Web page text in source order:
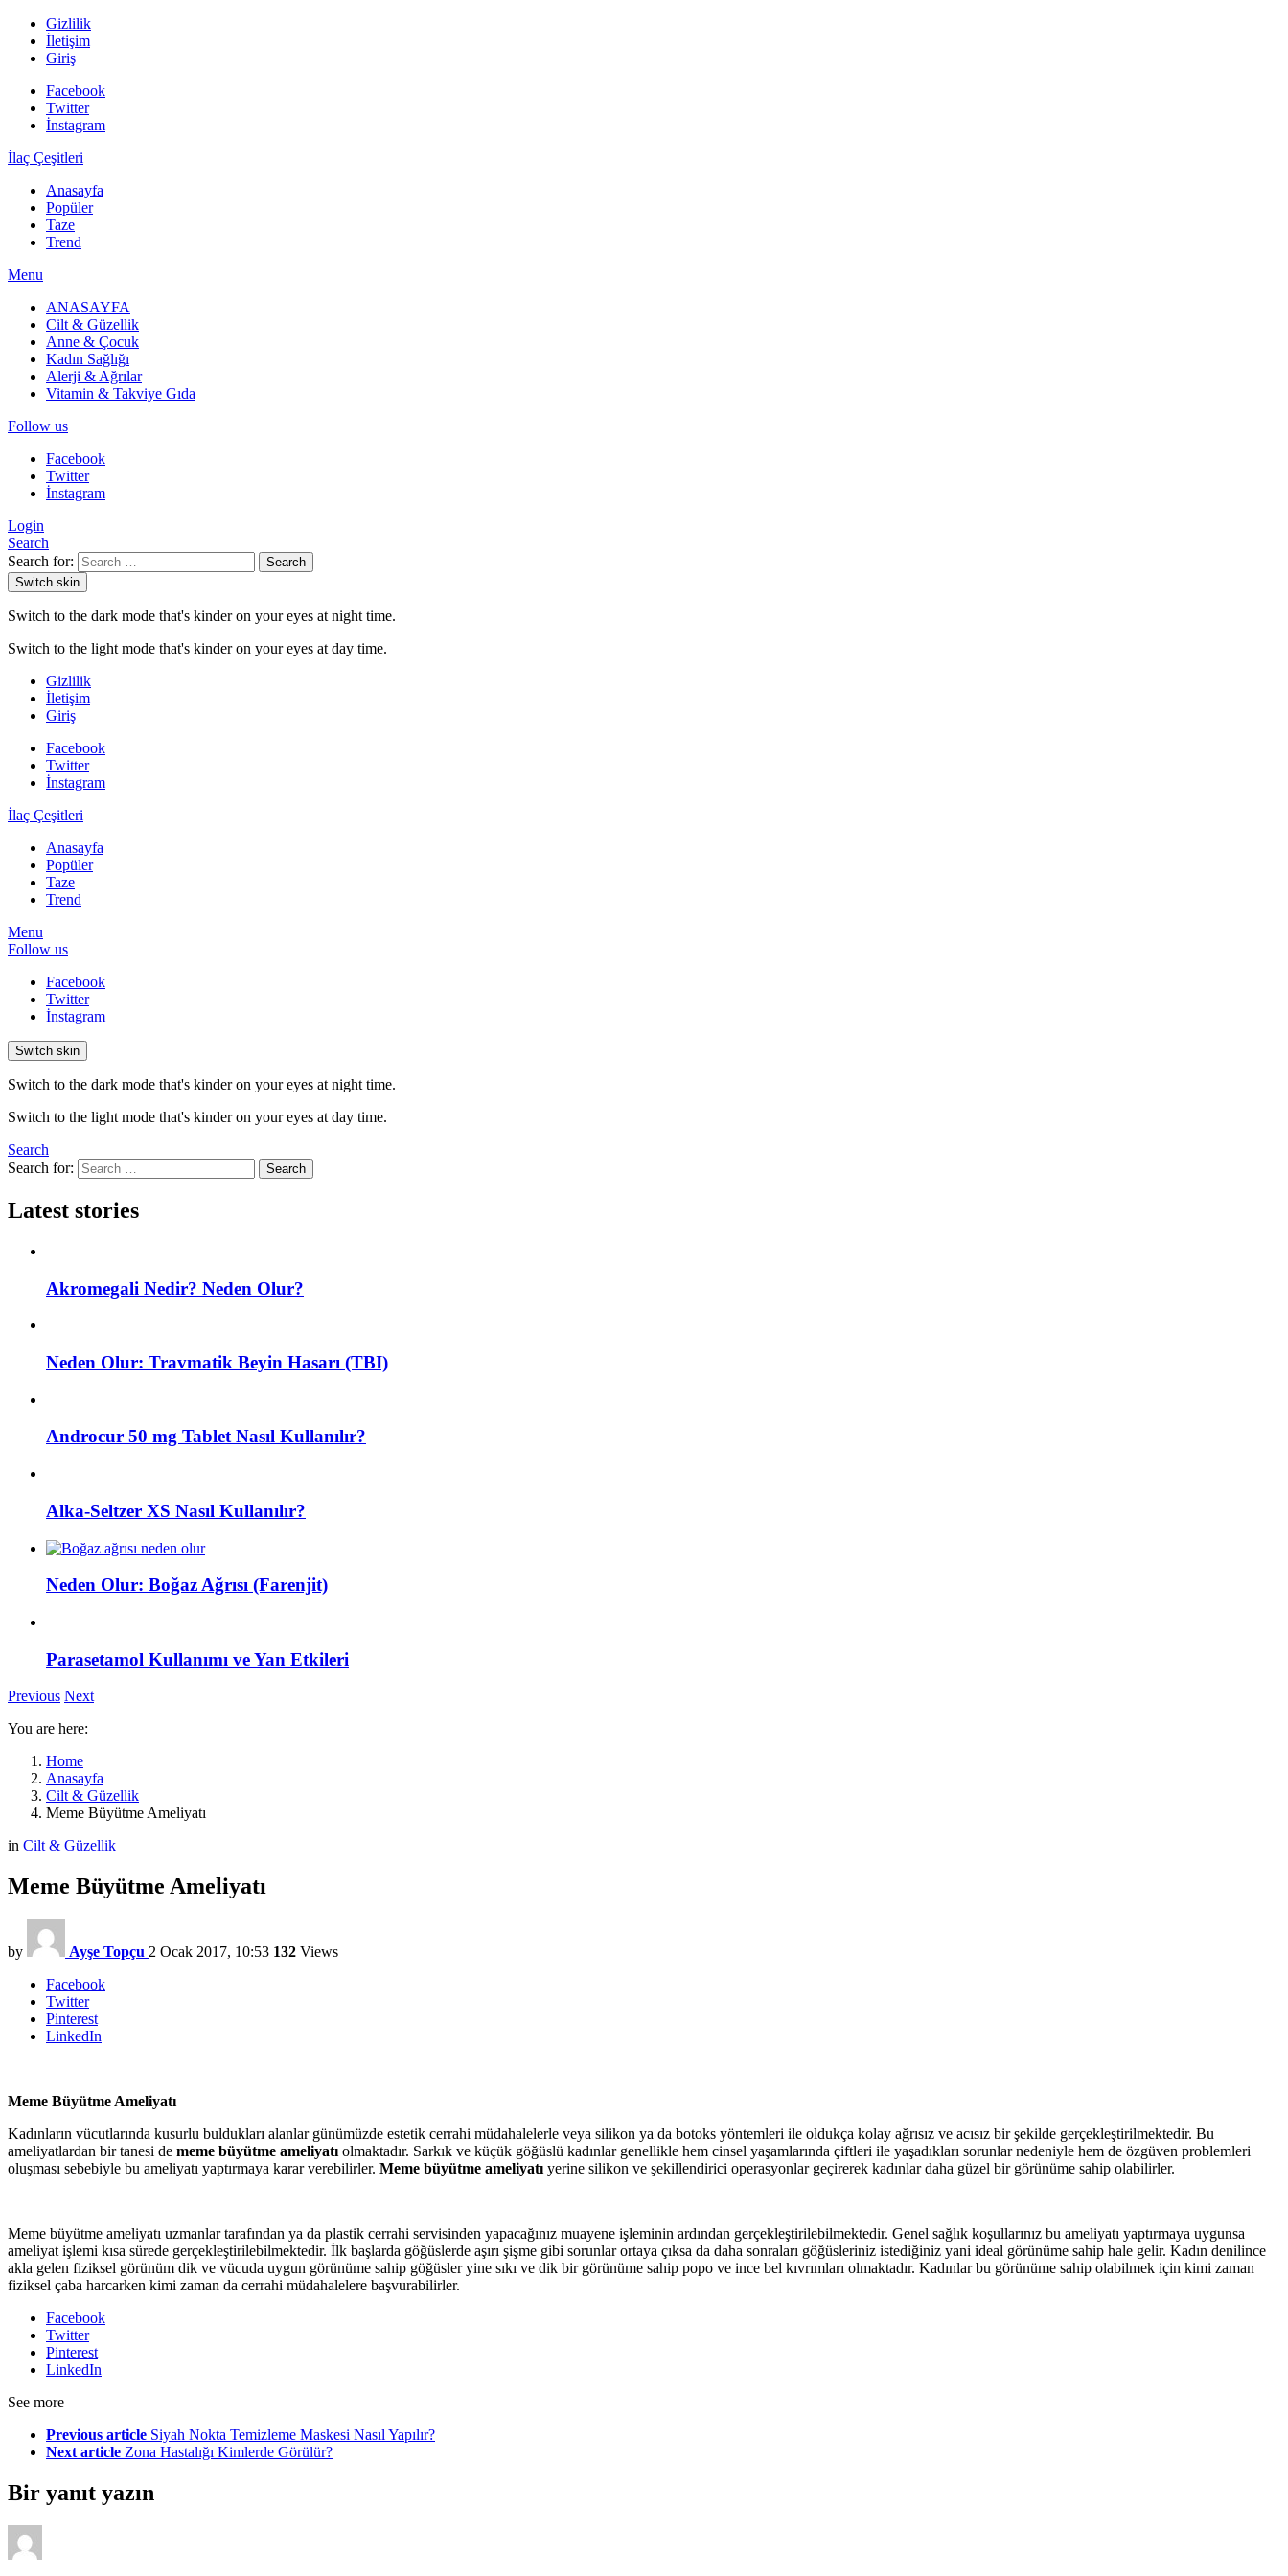
Gizlilik
İletişim
Giriş
Facebook
Twitter
İnstagram
İlaç Çeşitleri
Anasayfa
Popüler
Taze
Trend
Menu
ANASAYFA
Cilt & Güzellik
Anne & Çocuk
Kadın Sağlığı
Alerji & Ağrılar
Vitamin & Takviye Gıda
Follow us
Facebook
Twitter
İnstagram
Login
Search
Search for:
Search
Switch skin
Switch to the dark mode that's kinder on your eyes at night time.
Switch to the light mode that's kinder on your eyes at day time.
Gizlilik
İletişim
Giriş
Facebook
Twitter
İnstagram
İlaç Çeşitleri
Anasayfa
Popüler
Taze
Trend
Menu
Follow us
Facebook
Twitter
İnstagram
Switch skin
Switch to the dark mode that's kinder on your eyes at night time.
Switch to the light mode that's kinder on your eyes at day time.
Search
Search for:
Search
Latest stories
Akromegali Nedir? Neden Olur?
Neden Olur: Travmatik Beyin Hasarı (TBI)
Androcur 50 mg Tablet Nasıl Kullanılır?
Alka-Seltzer XS Nasıl Kullanılır?
Neden Olur: Boğaz Ağrısı (Farenjit)
Parasetamol Kullanımı ve Yan Etkileri
Previous Next
You are here:
Home
Anasayfa
Cilt & Güzellik
Meme Büyütme Ameliyatı
in Cilt & Güzellik
Meme Büyütme Ameliyatı
by Ayşe Topçu 2 Ocak 2017, 10:53 132 Views
Facebook
Twitter
Pinterest
LinkedIn
Meme Büyütme Ameliyatı
Kadınların vücutlarında kusurlu buldukları alanlar günümüzde estetik cerrahi müdahalelerle veya silikon ya da botoks yöntemleri ile oldukça kolay ağrısız ve acısız bir şekilde gerçekleştirilmektedir. Bu
ameliyatlardan bir tanesi de meme büyütme ameliyatı olmaktadır. Sarkık ve küçük göğüslü kadınlar genellikle hem cinsel yaşamlarında çiftleri ile yaşadıkları sorunlar nedeniyle hem de özgüven problemleri
oluşması sebebiyle bu ameliyatı yaptırmaya karar verebilirler. Meme büyütme ameliyatı yerine silikon ve şekillendirici operasyonlar geçirerek kadınlar daha güzel bir görünüme sahip olabilirler.
Meme büyütme ameliyatı uzmanlar tarafından ya da plastik cerrahi servisinden yapacağınız muayene işleminin ardından gerçekleştirilebilmektedir. Genel sağlık koşullarınız bu ameliyatı yaptırmaya uygunsa
ameliyat işlemi kısa sürede gerçekleştirilebilmektedir. İlk başlarda göğüslerde aşırı şişme gibi sorunlar ortaya çıksa da daha sonraları göğüsleriniz istediğiniz yani ideal görünüme sahip hale gelir. Kadın denilince
akla gelen fiziksel görünüm dik ve vücuda uygun görünüme sahip göğüsler yine sıkı ve dik bir görünüme sahip popo ve ince bel kıvrımları olmaktadır. Kadınlar bu görünüme sahip olabilmek için kimi zaman
fiziksel çaba harcarken kimi zaman da cerrahi müdahalelere başvurabilirler.
Facebook
Twitter
Pinterest
LinkedIn
See more
Previous article Siyah Nokta Temizleme Maskesi Nasıl Yapılır?
Next article Zona Hastalığı Kimlerde Görülür?
Bir yanıt yazın